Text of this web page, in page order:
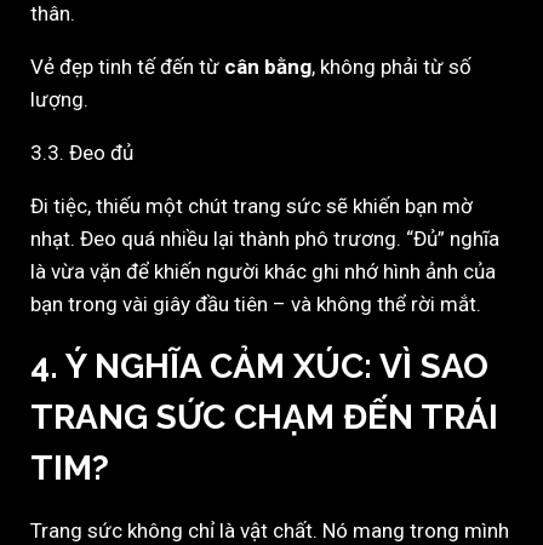
thân.
Vẻ đẹp tinh tế đến từ cân bằng, không phải từ số
lượng.
3.3. Đeo đủ
Đi tiệc, thiếu một chút trang sức sẽ khiến bạn mờ
nhạt. Đeo quá nhiều lại thành phô trương. “Đủ” nghĩa
là vừa vặn để khiến người khác ghi nhớ hình ảnh của
bạn trong vài giây đầu tiên – và không thể rời mắt.
4. Ý NGHĨA CẢM XÚC: VÌ SAO
TRANG SỨC CHẠM ĐẾN TRÁI
TIM?
Trang sức không chỉ là vật chất. Nó mang trong mình